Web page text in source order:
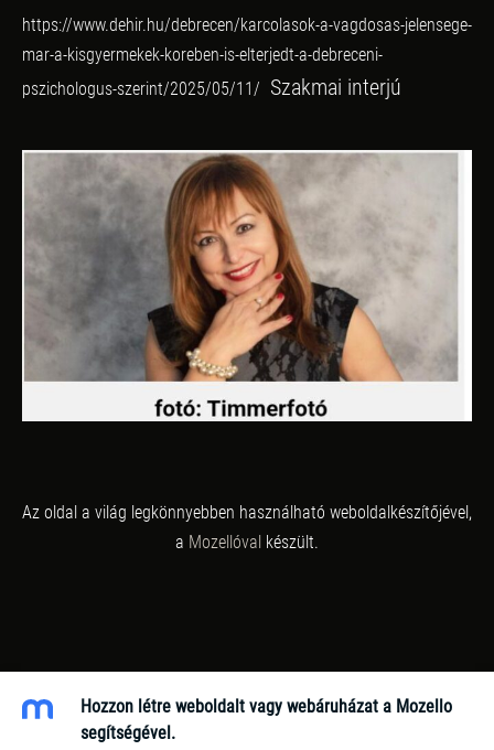
https://www.dehir.hu/debrecen/karcolasok-a-vagdosas-jelensege-
mar-a-kisgyermekek-koreben-is-elterjedt-a-debreceni-
pszichologus-szerint/2025/05/11/ Szakmai interjú
Az oldal a világ legkönnyebben használható weboldalkészítőjével,
a Mozellóval készült.
Hozzon létre weboldalt vagy webáruházat a Mozello
segítségével.